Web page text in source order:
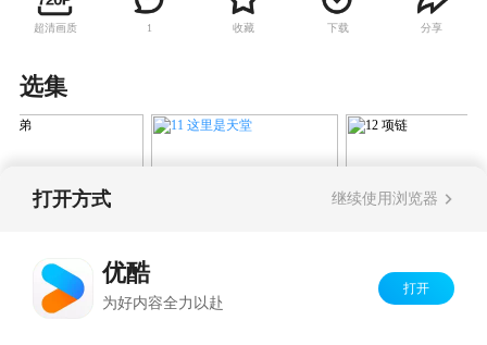
灵，掌管着你眼中所有的色彩。有了他们，世界
便会丰富多彩。
超清画质 1 收藏 下载 分享
选集
Copyright©
京ICP备06050721号-1
打开方式 继续使用浏览器
优酷
为好内容全力以赴
打开